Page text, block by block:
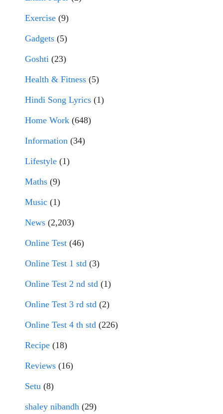
Exercise (9)
Gadgets (5)
Goshti (23)
Health & Fitness (5)
Hindi Song Lyrics (1)
Home Work (648)
Information (34)
Lifestyle (1)
Maths (9)
Music (1)
News (2,203)
Online Test (46)
Online Test 1 std (3)
Online Test 2 nd std (1)
Online Test 3 rd std (2)
Online Test 4 th std (226)
Recipe (18)
Reviews (16)
Setu (8)
shaley nibandh (29)